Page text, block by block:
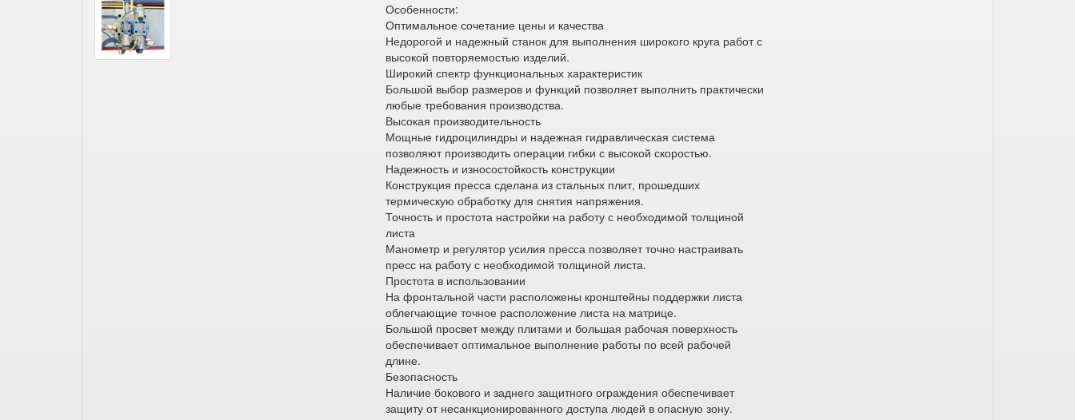
Особенности:
Оптимальное сочетание цены и качества
Недорогой и надежный станок для выполнения широкого круга работ с
высокой повторяемостью изделий.
Широкий спектр функциональных характеристик
Большой выбор размеров и функций позволяет выполнить практически
любые требования производства.
Высокая производительность
Мощные гидроцилиндры и надежная гидравлическая система
позволяют производить операции гибки с высокой скоростью.
Надежность и износостойкость конструкции
Конструкция пресса сделана из стальных плит, прошедших
термическую обработку для снятия напряжения.
Точность и простота настройки на работу с необходимой толщиной
листа
Манометр и регулятор усилия пресса позволяет точно настраивать
пресс на работу с необходимой толщиной листа.
Простота в использовании
На фронтальной части расположены кронштейны поддержки листа
облегчающие точное расположение листа на матрице.
Большой просвет между плитами и большая рабочая поверхность
обеспечивает оптимальное выполнение работы по всей рабочей
длине.
Безопасность
Наличие бокового и заднего защитного ограждения обеспечивает
защиту от несанкционированного доступа людей в опасную зону.